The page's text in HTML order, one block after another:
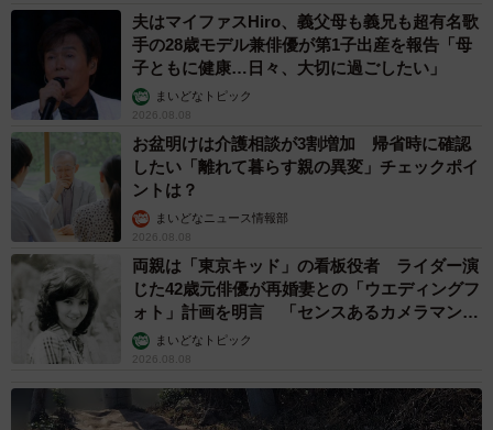
夫はマイファスHiro、義父母も義兄も超有名歌
手の28歳モデル兼俳優が第1子出産を報告「母
子ともに健康…日々、大切に過ごしたい」
まいどなトピック
2026.08.08
お盆明けは介護相談が3割増加 帰省時に確認
したい「離れて暮らす親の異変」チェックポイ
ントは？
まいどなニュース情報部
2026.08.08
両親は「東京キッド」の看板役者 ライダー演
じた42歳元俳優が再婚妻との「ウエディングフ
ォト」計画を明言 「センスあるカメラマン求
む」まいどなトピック
2026.08.08